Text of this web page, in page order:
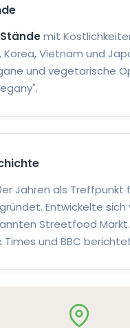
Wurst aus
oder gebratene
aus Knoblauch, Chili
mit
Korea, Vietnam und
und vegetarische
Jahren als Treffpunkt
Entwickelte sich
Streetfood
Times und BBC